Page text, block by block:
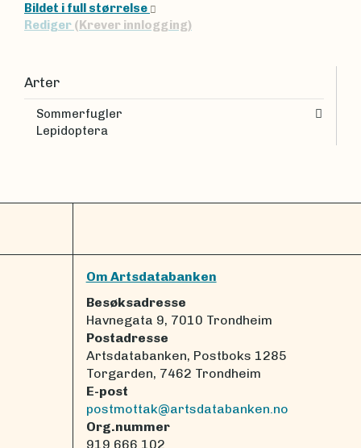
Bildet i full størrelse
Rediger (Krever innlogging)
Arter
Sommerfugler
Lepidoptera
Om Artsdatabanken
Besøksadresse
Havnegata 9, 7010 Trondheim
Postadresse
Artsdatabanken, Postboks 1285
Torgarden, 7462 Trondheim
E-post
postmottak@artsdatabanken.no
Org.nummer
919 666 102